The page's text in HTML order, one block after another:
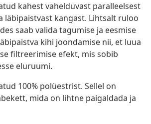
kahest vahelduvast paralleelsest
läbipaistvast kangast. Lihtsalt ruloo
saab valida tagumise ja eesmise
kihi joondamise nii, et luua
filtreerimise efekt, mis sobib
eluruumi.
100% polüestrist. Sellel on
mida on lihtne paigaldada ja